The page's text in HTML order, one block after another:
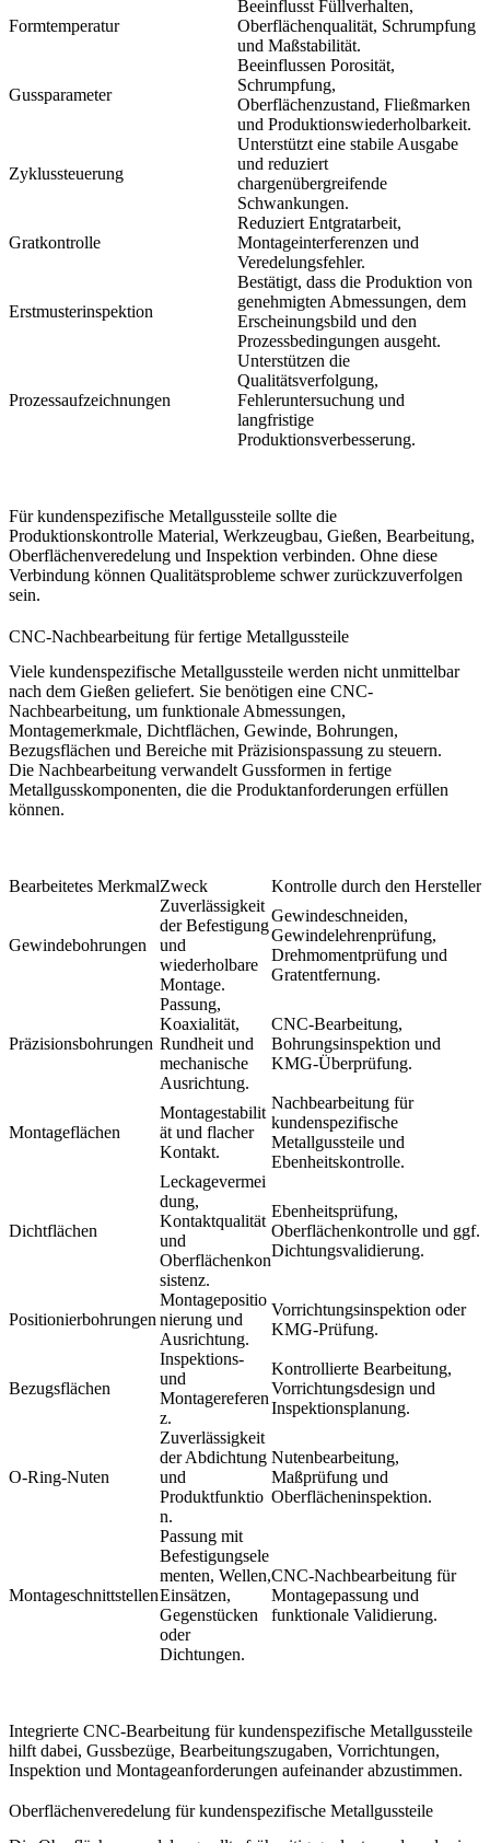
Formtemperatur
Beeinflusst Füllverhalten,
Oberflächenqualität, Schrumpfung
und Maßstabilität.
Gussparameter
Beeinflussen Porosität,
Schrumpfung,
Oberflächenzustand, Fließmarken
und Produktionswiederholbarkeit.
Zyklussteuerung
Unterstützt eine stabile Ausgabe
und reduziert
chargenübergreifende
Schwankungen.
Gratkontrolle
Reduziert Entgratarbeit,
Montageinterferenzen und
Veredelungsfehler.
Erstmusterinspektion
Bestätigt, dass die Produktion von
genehmigten Abmessungen, dem
Erscheinungsbild und den
Prozessbedingungen ausgeht.
Prozessaufzeichnungen
Unterstützen die
Qualitätsverfolgung,
Fehleruntersuchung und
langfristige
Produktionsverbesserung.
Für kundenspezifische Metallgussteile sollte die
Produktionskontrolle Material, Werkzeugbau, Gießen, Bearbeitung,
Oberflächenveredelung und Inspektion verbinden. Ohne diese
Verbindung können Qualitätsprobleme schwer zurückzuverfolgen
sein.
CNC-Nachbearbeitung für fertige Metallgussteile
Viele kundenspezifische Metallgussteile werden nicht unmittelbar
nach dem Gießen geliefert. Sie benötigen eine CNC-
Nachbearbeitung, um funktionale Abmessungen,
Montagemerkmale, Dichtflächen, Gewinde, Bohrungen,
Bezugsflächen und Bereiche mit Präzisionspassung zu steuern.
Die Nachbearbeitung verwandelt Gussformen in fertige
Metallgusskomponenten, die die Produktanforderungen erfüllen
können.
Bearbeitetes MerkmalZweck Kontrolle durch den Hersteller
Gewindebohrungen
Zuverlässigkeit
der Befestigung
und
wiederholbare
Montage.
Gewindeschneiden,
Gewindelehrenprüfung,
Drehmomentprüfung und
Gratentfernung.
Präzisionsbohrungen
Passung,
Koaxialität,
Rundheit und
mechanische
Ausrichtung.
CNC-Bearbeitung,
Bohrungsinspektion und
KMG-Überprüfung.
Montageflächen
Montagestabilit
ät und flacher
Kontakt.
Nachbearbeitung für
kundenspezifische
Metallgussteile und
Ebenheitskontrolle.
Dichtflächen
Leckagevermei
dung,
Kontaktqualität
und
Oberflächenkon
sistenz.
Ebenheitsprüfung,
Oberflächenkontrolle und ggf.
Dichtungsvalidierung.
Positionierbohrungen
Montagepositio
nierung und
Ausrichtung.
Vorrichtungsinspektion oder
KMG-Prüfung.
Bezugsflächen
Inspektions-
und
Montagereferen
z.
Kontrollierte Bearbeitung,
Vorrichtungsdesign und
Inspektionsplanung.
O-Ring-Nuten
Zuverlässigkeit
der Abdichtung
und
Produktfunktio
n.
Nutenbearbeitung,
Maßprüfung und
Oberflächeninspektion.
Montageschnittstellen
Passung mit
Befestigungsele
menten, Wellen,
Einsätzen,
Gegenstücken
oder
Dichtungen.
CNC-Nachbearbeitung für
Montagepassung und
funktionale Validierung.
Integrierte CNC-Bearbeitung für kundenspezifische Metallgussteile
hilft dabei, Gussbezüge, Bearbeitungszugaben, Vorrichtungen,
Inspektion und Montageanforderungen aufeinander abzustimmen.
Oberflächenveredelung für kundenspezifische Metallgussteile